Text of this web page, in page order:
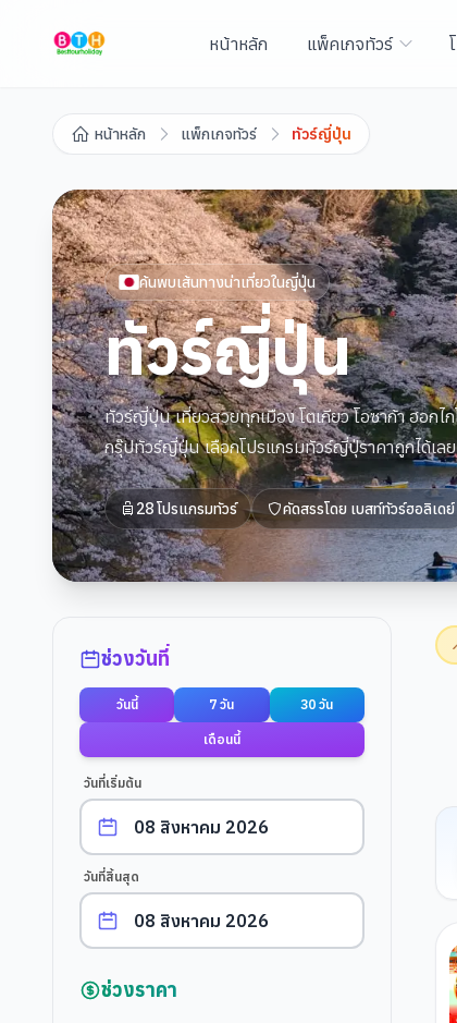
หน้าหลัก แพ็คเกจทัวร์
หน้าหลัก แพ็กเกจทัวร์ ทัวร์ญี่ปุ่น
ค้นพบเส้นทางน่าเที่ยวในญี่ปุ่น
ทัวร์ญี่ปุ่น
ทัวร์ญี่ปุ่น เที่ยวสวยทุกเมือง โตเกียว โอซาก้า ฮอกไ
กรุ๊ปทัวร์ญี่ปุ่น เลือกโปรแกรมทัวร์ญี่ปุ่ราคาถูกได้เลย
28โปรแกรมทัวร์ คัดสรรโดย เบสท์ทัวร์ฮอลิเดย์
ช่วงวันที่
วันนี้ 7 วัน 30 วัน
เดือนนี้
วันที่เริ่มต้น
วันที่สิ้นสุด
ช่วงราคา